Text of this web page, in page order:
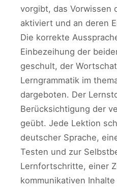
vorgibt, das Vorwissen
aktiviert und an deren
Die korrekte
Einbezeihung der
geschult, der
Lerngrammatik im
dargeboten. Der
Berücksichtigung der
geübt. Jede Lektion
deutscher Sprache,
Testen und zur
Lernfortschritte, einer
kommunikativen